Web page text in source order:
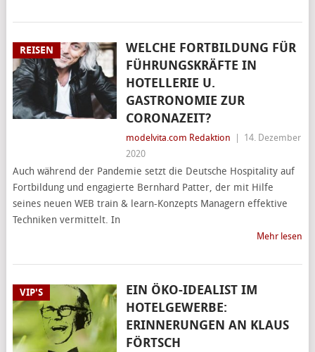
REISEN
WELCHE FORTBILDUNG FÜR
FÜHRUNGSKRÄFTE IN
HOTELLERIE U.
GASTRONOMIE ZUR
CORONAZEIT?
modelvita.com Redaktion
14. Dezember
2020
Auch während der Pandemie setzt die Deutsche Hospitality auf
Fortbildung und engagierte Bernhard Patter, der mit Hilfe
seines neuen WEB train & learn-Konzepts Managern effektive
Techniken vermittelt. In
Mehr lesen
VIP'S
EIN ÖKO-IDEALIST IM
HOTELGEWERBE:
ERINNERUNGEN AN KLAUS
FÖRTSCH